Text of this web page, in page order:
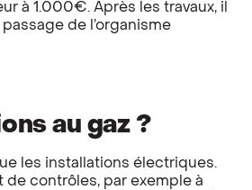
à 1.000€. Après les travaux, il
de l’organisme
au gaz ?
les installations électriques.
de contrôles, par exemple à